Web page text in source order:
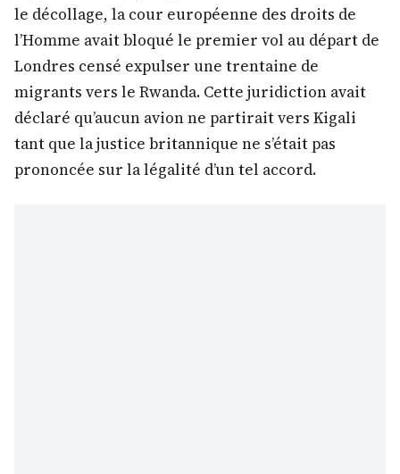
le décollage, la cour européenne des droits de
l’Homme avait bloqué le premier vol au départ de
Londres censé expulser une trentaine de
migrants vers le Rwanda. Cette juridiction avait
déclaré qu’aucun avion ne partirait vers Kigali
tant que la justice britannique ne s’était pas
prononcée sur la légalité d’un tel accord.